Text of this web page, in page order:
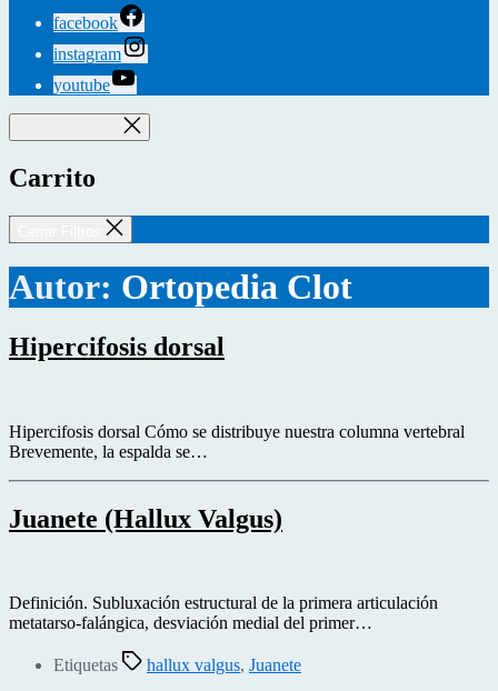
facebook
instagram
youtube
Carrito
Autor: Ortopedia Clot
Hipercifosis dorsal
Hipercifosis dorsal Cómo se distribuye nuestra columna vertebral
Brevemente, la espalda se…
Juanete (Hallux Valgus)
Definición. Subluxación estructural de la primera articulación
metatarso-falángica, desviación medial del primer…
Etiquetas hallux valgus, Juanete